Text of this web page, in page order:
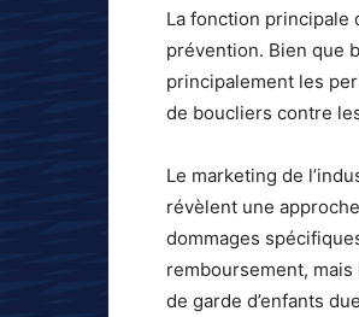
La fonction principale
prévention. Bien que
principalement les
de boucliers contre
Le marketing de
révèlent une
dommages
remboursement,
de garde d’enfants